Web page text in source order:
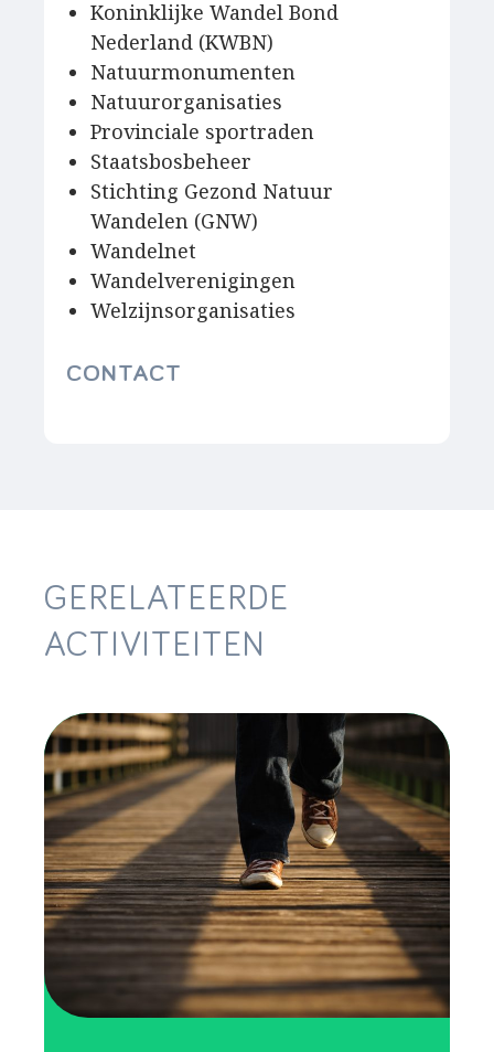
Koninklijke Wandel Bond
Nederland (KWBN)
Natuurmonumenten
Natuurorganisaties
Provinciale sportraden
Staatsbosbeheer
Stichting Gezond Natuur
Wandelen (GNW)
Wandelnet
Wandelverenigingen
Welzijnsorganisaties
CONTACT
GERELATEERDE
ACTIVITEITEN